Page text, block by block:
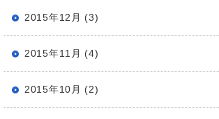
2015年12月 (3)
2015年11月 (4)
2015年10月 (2)